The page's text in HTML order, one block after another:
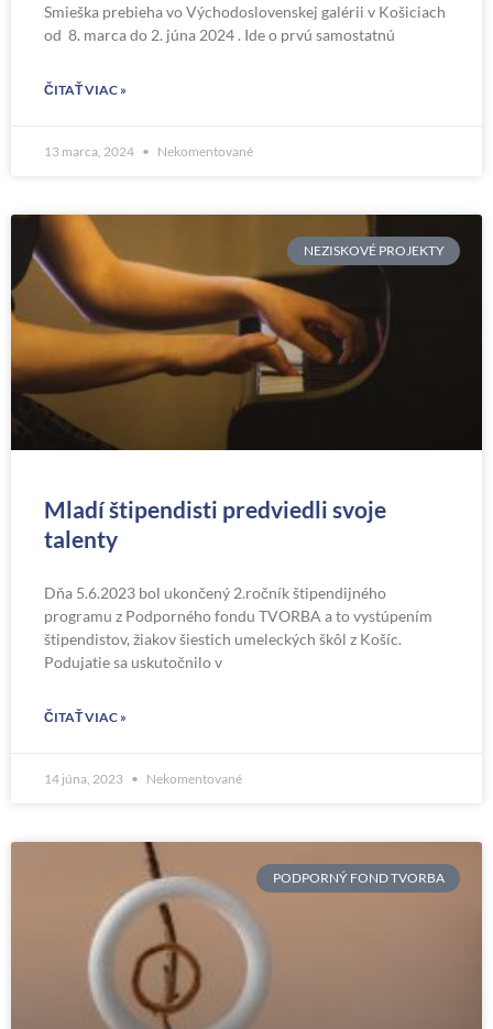
Smieška prebieha vo Východoslovenskej galérii v Košiciach
od 8. marca do 2. júna 2024 . Ide o prvú samostatnú
ČITAŤ VIAC »
13 marca, 2024 Nekomentované
NEZISKOVÉ PROJEKTY
Mladí štipendisti predviedli svoje
talenty
Dňa 5.6.2023 bol ukončený 2.ročník štipendijného
programu z Podporného fondu TVORBA a to vystúpením
štipendistov, žiakov šiestich umeleckých škôl z Košíc.
Podujatie sa uskutočnilo v
ČITAŤ VIAC »
14 júna, 2023 Nekomentované
PODPORNÝ FOND TVORBA